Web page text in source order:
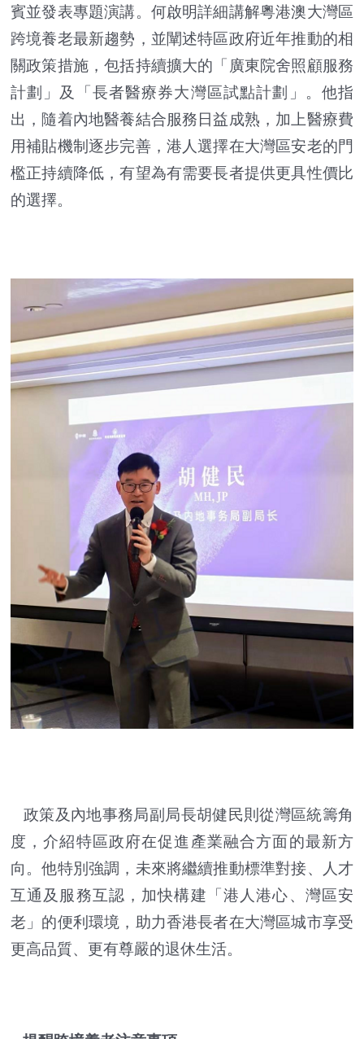
賓並發表專題演講。何啟明詳細講解粵港澳大灣區
跨境養老最新趨勢，並闡述特區政府近年推動的相
關政策措施，包括持續擴大的「廣東院舍照顧服務
計劃」及「長者醫療券大灣區試點計劃」。他指
出，隨着內地醫養結合服務日益成熟，加上醫療費
用補貼機制逐步完善，港人選擇在大灣區安老的門
檻正持續降低，有望為有需要長者提供更具性價比
的選擇。
政策及內地事務局副局長胡健民則從灣區統籌角
度，介紹特區政府在促進產業融合方面的最新方
向。他特別強調，未來將繼續推動標準對接、人才
互通及服務互認，加快構建「港人港心、灣區安
老」的便利環境，助力香港長者在大灣區城市享受
更高品質、更有尊嚴的退休生活。